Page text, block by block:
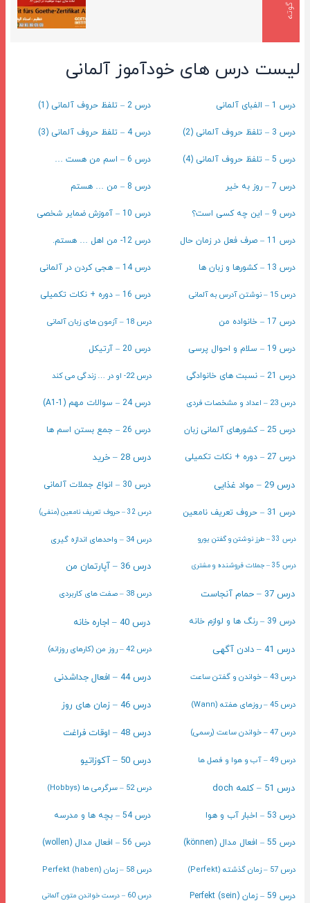
لیست درس های خودآموز آلمانی
درس 1 – الفبای آلمانی درس 2 – تلفظ حروف آلمانی (1)
درس 3 – تلفظ حروف آلمانی (2) درس 4 – تلفظ حروف آلمانی (3)
درس 5 – تلفظ حروف آلمانی (4) درس 6 – اسم من هست …
درس 7 – روز به خیر درس 8 – من … هستم
درس 9 – این چه کسی است؟ درس 10 – آموزش ضمایر شخصی
درس 11 – صرف فعل در زمان حال درس 12- من اهل … هستم.
درس 13 – کشورها و زبان ها درس 14 – هجی کردن در آلمانی
درس 15 – نوشتن آدرس به آلمانی درس 16 – دوره + نکات تکمیلی
درس 17 – خانواده من درس 18 – آزمون های زبان آلمانی
درس 19 – سلام و احوال پرسی درس 20 – آرتیکل
درس 21 – نسبت های خانوادگی درس 22- او در … زندگی می کند
درس 23 – اعداد و مشخصات فردی درس 24 – سوالات مهم (A1-1)
درس 25 – کشورهای آلمانی زبان درس 26 – جمع بستن اسم ها
درس 27 – دوره + نکات تکمیلی درس 28 – خرید
درس 29 – مواد غذایی درس 30 – انواع جملات آلمانی
درس 31 – حروف تعریف نامعین درس 32 – حروف تعریف نامعین (منفی)
درس 33 – طرز نوشتن و گفتن یورو درس 34 – واحدهای اندازه گیری
درس 35 – جملات فروشنده و مشتری درس 36 – آپارتمان من
درس 37 – حمام آنجاست درس 38 – صفت های کاربردی
درس 39 – رنگ ها و لوازم خانه درس 40 – اجاره خانه
درس 41 – دادن آگهی درس 42 – روز من (کارهای روزانه)
درس 43 – خواندن و گفتن ساعت درس 44 – افعال جداشدنی
درس 45 – روزهای هفته (Wann) درس 46 – زمان های روز
درس 47 – خواندن ساعت (رسمی) درس 48 – اوقات فراغت
درس 49 – آب و هوا و فصل ها درس 50 – آکوزاتیو
درس 51 – کلمه doch درس 52 – سرگرمی ها (Hobbys)
درس 53 – اخبار آب و هوا درس 54 – بچه ها و مدرسه
درس 55 – افعال مدال (können) درس 56 – افعال مدال (wollen)
درس 57 – زمان گذشته (Perfekt) درس 58 – زمان Perfekt (haben)
درس 59 – زمان Perfekt (sein) درس 60 – درست خواندن متون آلمانی